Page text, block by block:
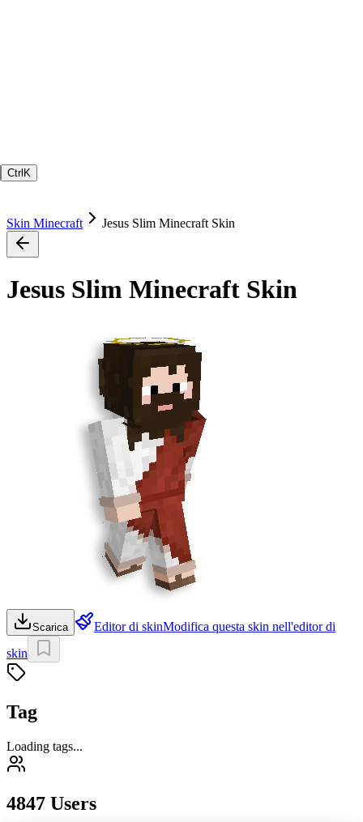
Ctrl K
Skin Minecraft Jesus Slim Minecraft Skin
Jesus Slim Minecraft Skin
Scarica Editor di skinModifica questa skin nell'editor di
skin
Tag
Loading tags...
4847 Users